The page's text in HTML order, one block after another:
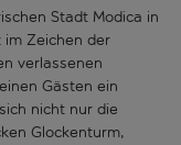
Stadt Modica in
im Zeichen der
verlassenen
Gästen ein
nicht nur die
Glockenturm,